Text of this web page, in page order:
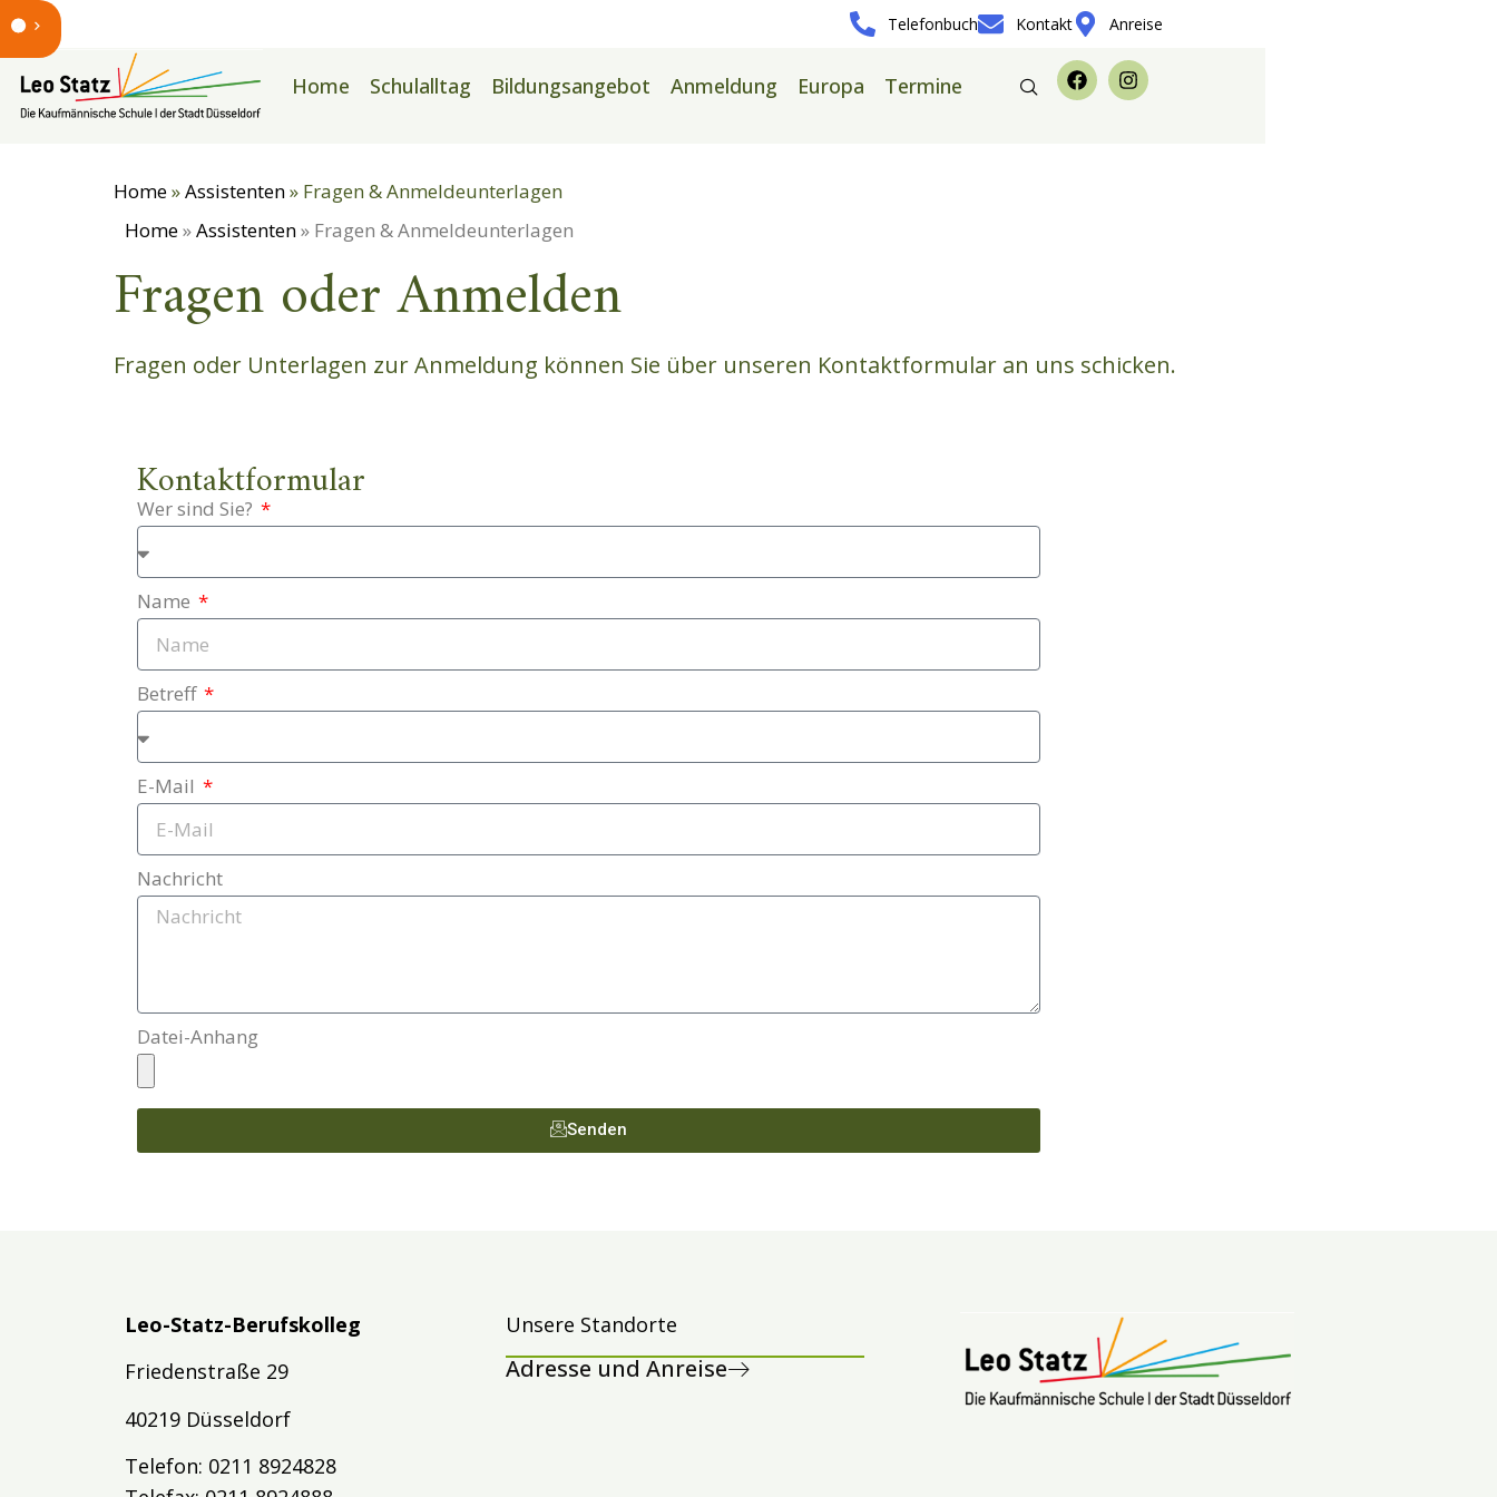
Telefonbuch Kontakt Anreise
Home Schulalltag Bildungsangebot Anmeldung Europa Termine
Home»Assistenten» Fragen & Anmeldeunterlagen
Home»Assistenten» Fragen & Anmeldeunterlagen
Fragen oder Anmelden
Fragen oder Unterlagen zur Anmeldung können Sie über unseren Kontaktformular an uns schicken.
Kontaktformular
Wer sind Sie?
Name
Betreff
E-Mail
Nachricht
Datei-Anhang
Senden
Leo-Statz-Berufskolleg
Friedenstraße 29
40219 Düsseldorf
Telefon: 0211 8924828
Unsere Standorte
Adresse und Anreise